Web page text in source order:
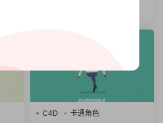
C4D 卡通角色